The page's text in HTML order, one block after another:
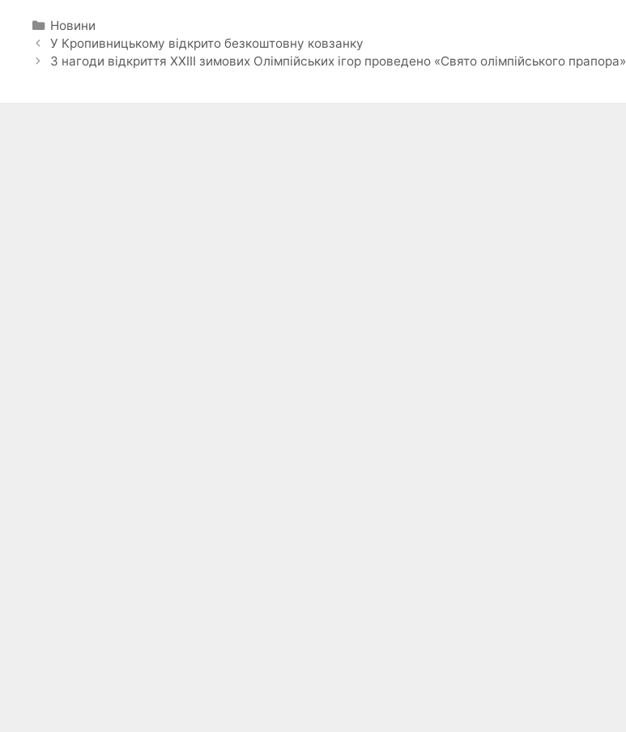
Категорії
Новини
У Кропивницькому відкрито безкоштовну ковзанку
З нагоди відкриття XXIII зимових Олімпійських ігор проведено «Свято олімпійського прапора»